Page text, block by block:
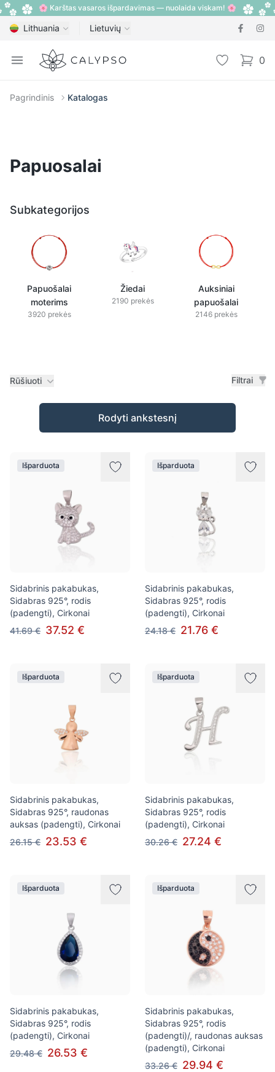
🌸 Karštas vasaros išpardavimas — nuolaida viskam! 🌸
Lithuania Lietuvių
Open menu
Calypso 0
items
Pagrindinis Katalogas
Papuosalai
Subkategorijos
Papuošalai
moterims
3920 prekės
Žiedai
2190 prekės
Auksiniai
papuošalai
2146 prekės
Rūšiuoti Filtrai
Prekės
Rodyti ankstesnį
Išparduota
Sidabrinis pakabukas,
Sidabras 925°, rodis
(padengti), Cirkonai
41.69 € 37.52 €
Išparduota
Sidabrinis pakabukas,
Sidabras 925°, rodis
(padengti), Cirkonai
24.18 € 21.76 €
Išparduota
Sidabrinis pakabukas,
Sidabras 925°, raudonas
auksas (padengti), Cirkonai
26.15 € 23.53 €
Išparduota
Sidabrinis pakabukas,
Sidabras 925°, rodis
(padengti), Cirkonai
30.26 € 27.24 €
Išparduota
Sidabrinis pakabukas,
Sidabras 925°, rodis
(padengti), Cirkonai
29.48 € 26.53 €
Išparduota
Sidabrinis pakabukas,
Sidabras 925°, rodis
(padengti)/, raudonas auksas
(padengti), Cirkonai
33.26 € 29.94 €